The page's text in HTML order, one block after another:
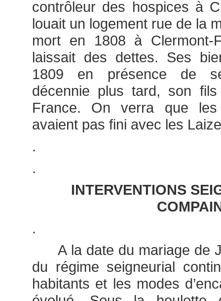
contrôleur des hospices à
louait un logement rue de la
mort en 1808 à Clermont-
laissait des dettes. Ses
1809 en présence de
décennie plus tard, son
France. On verra que les
avaient pas fini avec les
.
.
INTERVENTIONS
.
A la date du mariage de
du régime seigneurial
habitants et les modes